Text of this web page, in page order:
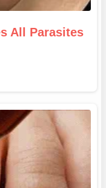
All Parasites